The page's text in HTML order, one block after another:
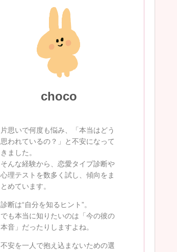
choco
片思いで何度も悩み、「本当はどう
思われているの？」と不安になって
きました。
そんな経験から、恋愛タイプ診断や
心理テストを数多く試し、傾向をま
とめています。
診断は“自分を知るヒント”。
でも本当に知りたいのは「今の彼の
本音」だったりしますよね。
不安を一人で抱え込まないための選